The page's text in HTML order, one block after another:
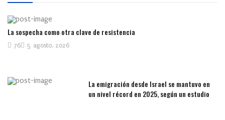
La sospecha como otra clave de resistencia
5 agosto, 2026
76
La emigración desde Israel se mantuvo en
un nivel récord en 2025, según un estudio